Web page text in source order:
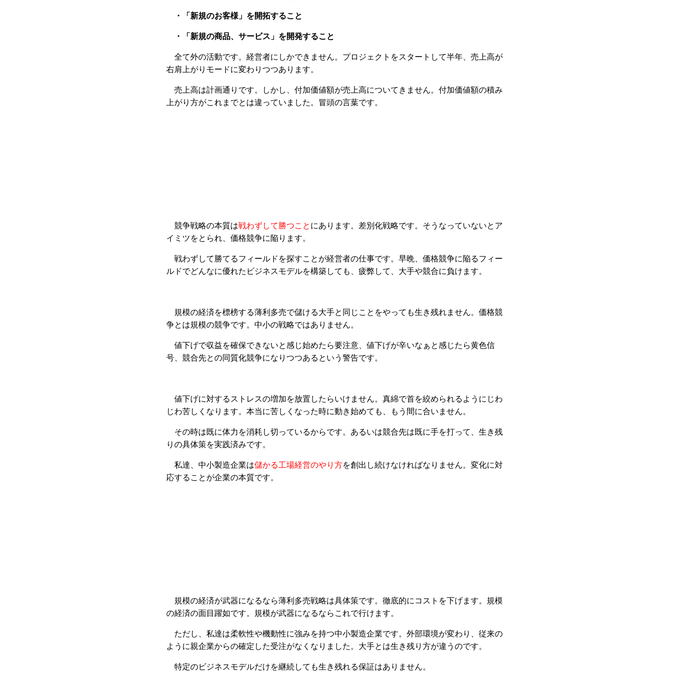
・「新規のお客様」を開拓すること
・「新規の商品、サービス」を開発すること
全て外の活動です。経営者にしかできません。プロジェクトをスタートして半年、売上高が
右肩上がりモードに変わりつつあります。
売上高は計画通りです。しかし、付加価値額が売上高についてきません。付加価値額の積み
上がり方がこれまでとは違っていました。冒頭の言葉です。
競争戦略の本質は戦わずして勝つこと にあります。差別化戦略です。そうなっていないとア
イミツをとられ、価格競争に陥ります。
戦わずして勝てるフィールドを探すことが経営者の仕事です。早晩、価格競争に陥るフィー
ルドでどんなに優れたビジネスモデルを構築しても、疲弊して、大手や競合に負けます。
規模の経済を標榜する薄利多売で儲ける大手と同じことをやっても生き残れません。価格競
争とは規模の競争です。中小の戦略ではありません。
値下げで収益を確保できないと感じ始めたら要注意、値下げが辛いなぁと感じたら黄色信
号、競合先との同質化競争になりつつあるという警告です。
値下げに対するストレスの増加を放置したらいけません。真綿で首を絞められるようにじわ
じわ苦しくなります。本当に苦しくなった時に動き始めても、もう間に合いません。
その時は既に体力を消耗し切っているからです。あるいは競合先は既に手を打って、生き残
りの具体策を実践済みです。
私達、中小製造企業は儲かる工場経営のやり方を創出し続けなければなりません。変化に対
応することが企業の本質です。
規模の経済が武器になるなら薄利多売戦略は具体策です。徹底的にコストを下げます。規模
の経済の面目躍如です。規模が武器になるならこれで行けます。
ただし、私達は柔軟性や機動性に強みを持つ中小製造企業です。外部環境が変わり、従来の
ように親企業からの確定した受注がなくなりました。大手とは生き残り方が違うのです。
特定のビジネスモデルだけを継続しても生き残れる保証はありません。